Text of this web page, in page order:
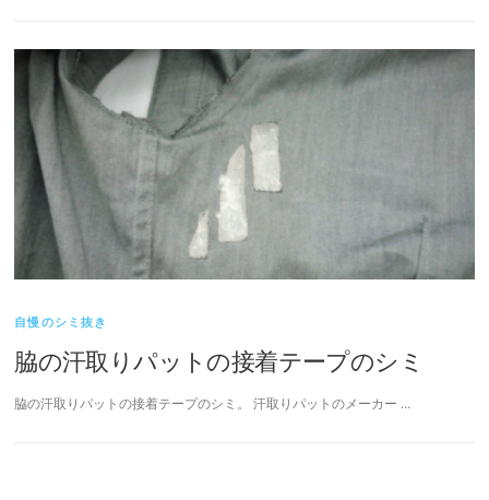
自慢のシミ抜き
脇の汗取りパットの接着テープのシミ
脇の汗取りパットの接着テープのシミ。 汗取りパットのメーカー …